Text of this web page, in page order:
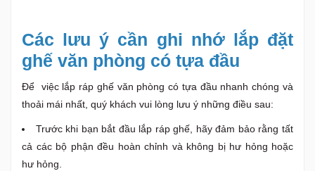
Các lưu ý cần ghi nhớ lắp đặt
ghế văn phòng có tựa đầu
Để việc lắp ráp ghế văn phòng có tựa đầu nhanh chóng và
thoải mái nhất, quý khách vui lòng lưu ý những điều sau:
Trước khi bạn bắt đầu lắp ráp ghế, hãy đảm bảo rằng tất
cả các bộ phận đều hoàn chỉnh và không bị hư hỏng hoặc
hư hỏng.